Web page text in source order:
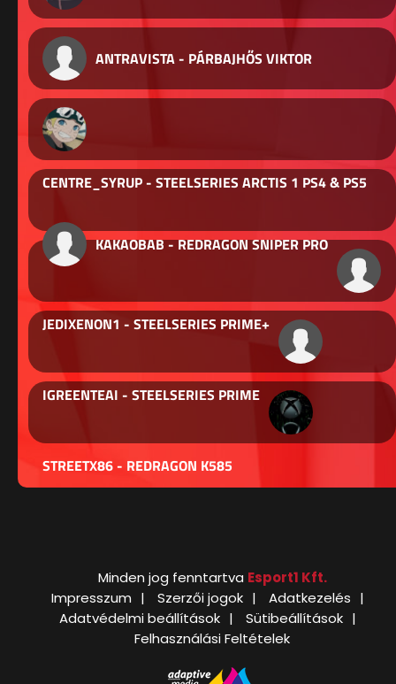
ANTRAVISTA - PÁRBAJHŐS VIKTOR
CENTRE_SYRUP - STEELSERIES ARCTIS 1 PS4 & PS5
KAKAOBAB - REDRAGON SNIPER PRO
JEDIXENON1 - STEELSERIES PRIME+
IGREENTEAI - STEELSERIES PRIME
STREETX86 - REDRAGON K585
Minden jog fenntartva Esport1 Kft.
Impresszum
Szerzői jogok
Adatkezelés
Adatvédelmi beállítások
Sütibeállítások
Felhasználási Feltételek